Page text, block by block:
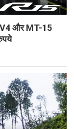
V4 और MT-15